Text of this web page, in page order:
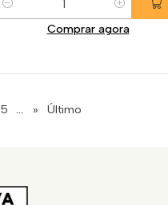
Quantidade
Comprar agora
5 ... » Último